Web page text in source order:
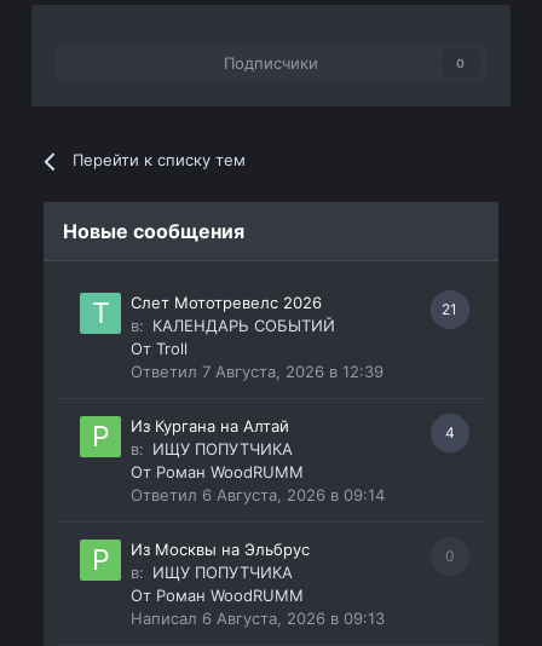
Подписчики 0
Перейти к списку тем
Новые сообщения
21
Слет Мототревелс 2026
в: КАЛЕНДАРЬ СОБЫТИЙ
ОтTroll
Ответил7 Августа, 2026 в 12:39
4
Из Кургана на Алтай
в: ИЩУ ПОПУТЧИКА
От Роман WoodRUMM
Ответил 6 Августа, 2026 в 09:14
0
Из Москвы на Эльбрус
в: ИЩУ ПОПУТЧИКА
От Роман WoodRUMM
Написал 6 Августа, 2026 в 09:13